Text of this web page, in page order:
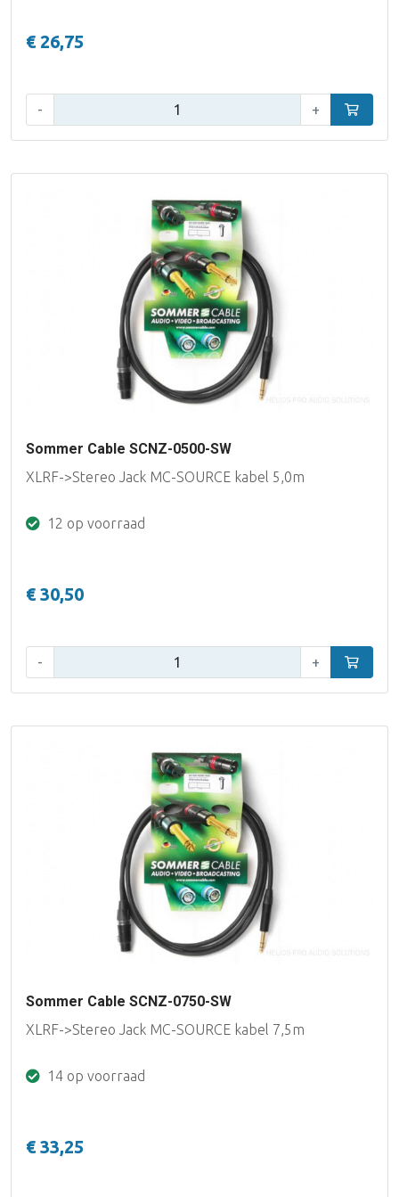
€ 26,75
- + In
Sommer Cable SCNZ-0500-SW
XLRF->Stereo Jack MC-SOURCE kabel 5,0m
12 op voorraad
€ 30,50
- + In
Sommer Cable SCNZ-0750-SW
XLRF->Stereo Jack MC-SOURCE kabel 7,5m
14 op voorraad
€ 33,25